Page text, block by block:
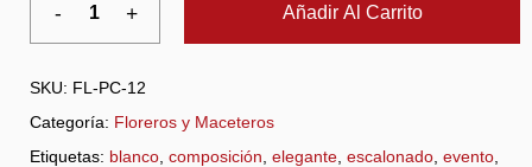
Añadir Al Carrito
SKU: FL-PC-12
Categoría: Floreros y Maceteros
Etiquetas: blanco composición elegante escalonado evento